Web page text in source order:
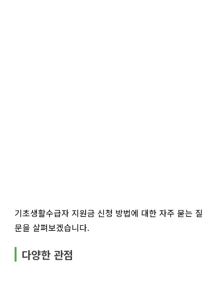
기초생활수급자 지원금 신청 방법에 대한 자주 묻는 질
문을 살펴보겠습니다.
다양한 관점